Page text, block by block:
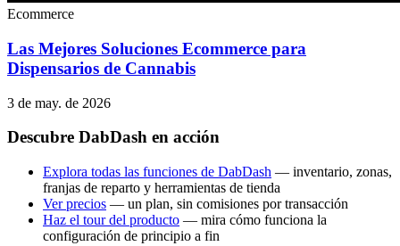
Ecommerce
Las Mejores Soluciones Ecommerce para
Dispensarios de Cannabis
3 de may. de 2026
Descubre DabDash en acción
Explora todas las funciones de DabDash — inventario, zonas,
franjas de reparto y herramientas de tienda
Ver precios — un plan, sin comisiones por transacción
Haz el tour del producto — mira cómo funciona la
configuración de principio a fin